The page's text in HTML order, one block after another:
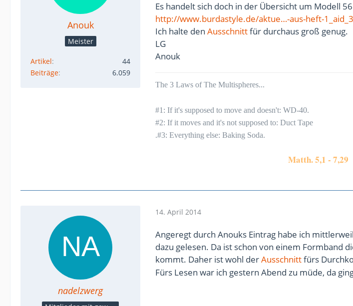
Anouk
Meister
Artikel
44
Beiträge
6.059
Es handelt sich doch in der Übersicht um Modell 56
http://www.burdastyle.de/aktue…-aus-heft-
Ich halte den Ausschnittfür durchaus groß genug.
LG
Anouk
The 3 Laws of The Multispheres...
#1: If it's supposed to move and doesn't: WD-40.
#2: If it moves and it's not supposed to: Duct Tape
.#3: Everything else: Baking Soda.
Matth. 5,1 - 7,29
nadelzwerg
14. April 2014
Angeregt durch Anouks Eintrag habe ich
dazu gelesen. Da ist schon von einem Formband
kommt. Daher ist wohl derAusschnittfürs
Fürs Lesen war ich gestern Abend zu müde, da